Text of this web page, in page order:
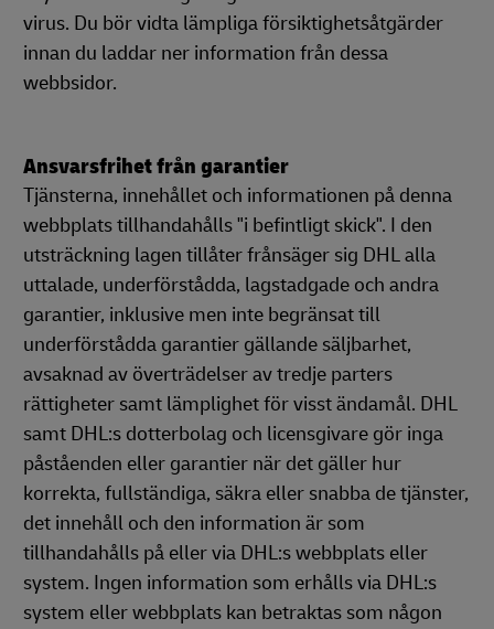
virus. Du bör vidta lämpliga försiktighetsåtgärder
innan du laddar ner information från dessa
webbsidor.
Ansvarsfrihet från garantier
Tjänsterna, innehållet och informationen på denna
webbplats tillhandahålls "i befintligt skick". I den
utsträckning lagen tillåter frånsäger sig DHL alla
uttalade, underförstådda, lagstadgade och andra
garantier, inklusive men inte begränsat till
underförstådda garantier gällande säljbarhet,
avsaknad av överträdelser av tredje parters
rättigheter samt lämplighet för visst ändamål. DHL
samt DHL:s dotterbolag och licensgivare gör inga
påståenden eller garantier när det gäller hur
korrekta, fullständiga, säkra eller snabba de tjänster,
det innehåll och den information är som
tillhandahålls på eller via DHL:s webbplats eller
system. Ingen information som erhålls via DHL:s
system eller webbplats kan betraktas som någon